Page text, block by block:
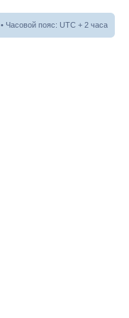
• Часовой пояс: UTC + 2 часа